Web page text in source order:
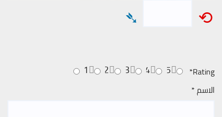
⟲
➴
Rating
*
5
4
3
2
1
الاسم*